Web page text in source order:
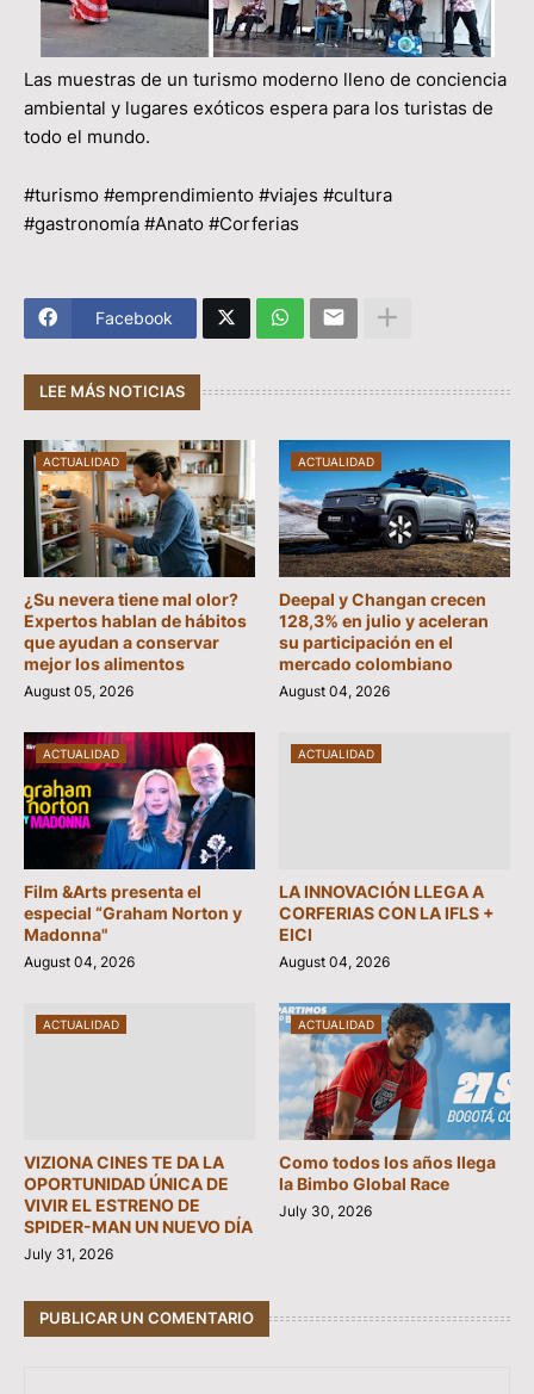
Las muestras de un turismo moderno lleno de conciencia
ambiental y lugares exóticos espera para los turistas de
todo el mundo.
#turismo #emprendimiento #viajes #cultura
#gastronomía #Anato #Corferias
Facebook
LEE MÁS NOTICIAS
ACTUALIDAD
¿Su nevera tiene mal olor?
Expertos hablan de hábitos
que ayudan a conservar
mejor los alimentos
August 05, 2026
ACTUALIDAD
Deepal y Changan crecen
128,3% en julio y aceleran
su participación en el
mercado colombiano
August 04, 2026
ACTUALIDAD
Film &Arts presenta el
especial “Graham Norton y
Madonna"
August 04, 2026
ACTUALIDAD
LA INNOVACIÓN LLEGA A
CORFERIAS CON LA IFLS +
EICI
August 04, 2026
ACTUALIDAD
VIZIONA CINES TE DA LA
OPORTUNIDAD ÚNICA DE
VIVIR EL ESTRENO DE
SPIDER-MAN UN NUEVO DÍA
July 31, 2026
ACTUALIDAD
Como todos los años llega
la Bimbo Global Race
July 30, 2026
PUBLICAR UN COMENTARIO